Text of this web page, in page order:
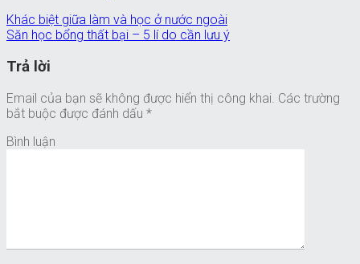
Khác biệt giữa làm và học ở nước ngoài
Săn học bổng thất bại – 5 lí do cần lưu ý
Trả lời
Email của bạn sẽ không được hiển thị công khai. Các trường
bắt buộc được đánh dấu *
Bình luận